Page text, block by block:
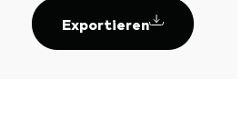
Exportieren